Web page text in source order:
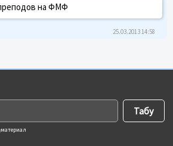
на ФМФ
25.03.2013 14:58
материал